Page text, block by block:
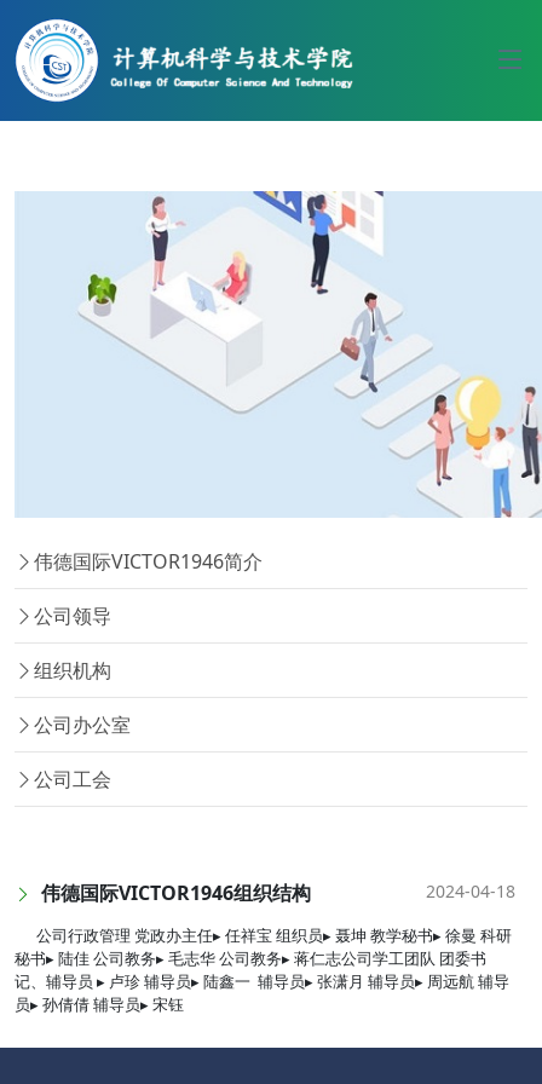
伟德国际(bv1946·源于英国)官方网
站-Officials Website
​伟德国际VICTOR1946简介
公司领导
组织机构
公司办公室
公司工会
伟德国际VICTOR1946组织结构 2024-04-18
公司行政管理 党政办主任▸ 任祥宝 组织员▸ 聂坤 教学秘书▸ 徐曼 科研
秘书▸ 陆佳 公司教务▸ 毛志华 公司教务▸ 蒋仁志公司学工团队 团委书
记、辅导员 ▸ 卢珍 辅导员▸ 陆鑫一 辅导员▸ 张潇月 辅导员▸ 周远航 辅导
员▸ 孙倩倩 辅导员▸ 宋钰